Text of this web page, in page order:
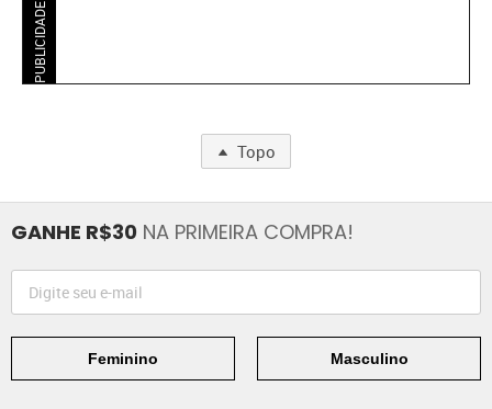
PUBLICIDADE
Topo
GANHE R$30 NA PRIMEIRA COMPRA!
Feminino Masculino